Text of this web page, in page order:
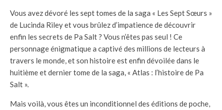
Vous avez dévoré les sept tomes de la saga « Les Sept Sœurs »
de Lucinda Riley et vous brûlez d’impatience de découvrir
enfin les secrets de Pa Salt ? Vous n’êtes pas seul ! Ce
personnage énigmatique a captivé des millions de lecteurs à
travers le monde, et son histoire est enfin dévoilée dans le
huitième et dernier tome de la saga, « Atlas : l’histoire de Pa
Salt ».
Mais voilà, vous êtes un inconditionnel des éditions de poche,